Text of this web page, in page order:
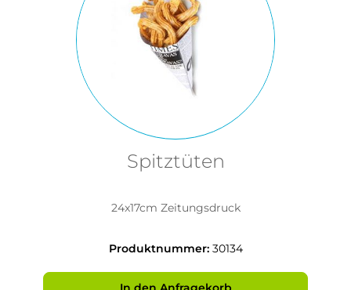
Spitztüten
24x17cm Zeitungsdruck
Produktnummer: 30134